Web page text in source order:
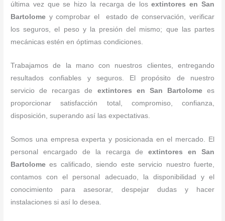
última vez que se hizo la recarga de losextintores en San
Bartolome y comprobar el estado de conservación, verificar
los seguros, el peso y la presión del mismo; que las partes
mecánicas estén en óptimas condiciones.
Trabajamos de la mano con nuestros clientes, entregando
resultados confiables y seguros. El propósito de nuestro
servicio de recargas de extintores en San Bartolomees
proporcionar satisfacción total, compromiso, confianza,
disposición, superando así las expectativas.
Somos una empresa experta y posicionada en el mercado. El
personal encargado de la recarga deextintores en San
Bartolome es calificado, siendo este servicio nuestro fuerte,
contamos con el personal adecuado, la disponibilidad y el
conocimiento para asesorar, despejar dudas y hacer
instalaciones si así lo desea.